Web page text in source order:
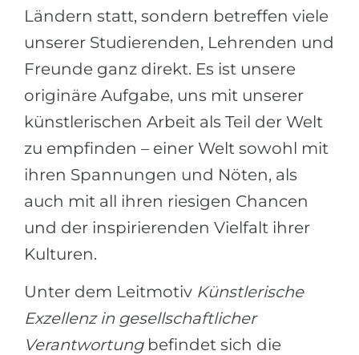
Ländern statt, sondern betreffen viele
unserer Studierenden, Lehrenden und
Freunde ganz direkt. Es ist unsere
originäre Aufgabe, uns mit unserer
künstlerischen Arbeit als Teil der Welt
zu empfinden – einer Welt sowohl mit
ihren Spannungen und Nöten, als
auch mit all ihren riesigen Chancen
und der inspirierenden Vielfalt ihrer
Kulturen.
Unter dem Leitmotiv​​​​​​​ Künstlerische
Exzellenz in gesellschaftlicher
Verantwortungbefindet sich die